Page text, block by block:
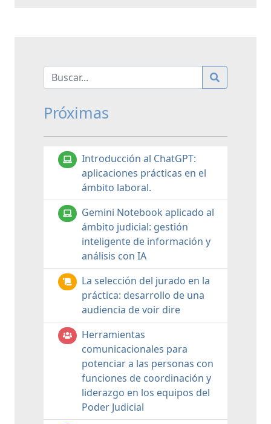
Próximas
Introducción al ChatGPT:
aplicaciones prácticas en el
ámbito laboral.
Gemini Notebook aplicado al
ámbito judicial: gestión
inteligente de información y
análisis con IA
La selección del jurado en la
práctica: desarrollo de una
audiencia de voir dire
Herramientas
comunicacionales para
potenciar a las personas con
funciones de coordinación y
liderazgo en los equipos del
Poder Judicial